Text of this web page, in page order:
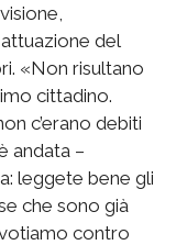
del
«Non risultano
cittadino.
c’erano debiti
andata –
leggete bene gli
che sono già
contro